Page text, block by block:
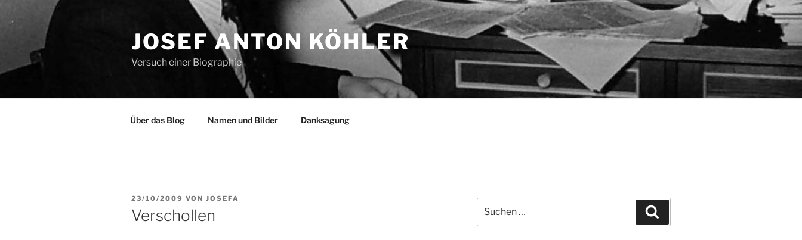
Inhalt
JOSEF ANTON KÖHLER
Versuch einer Biographie
Über das Blog Namen und Bilder Danksagung
VERÖFFENTLICHT
AM
23/10/2009 VON JOSEFA
Verschollen
nach: